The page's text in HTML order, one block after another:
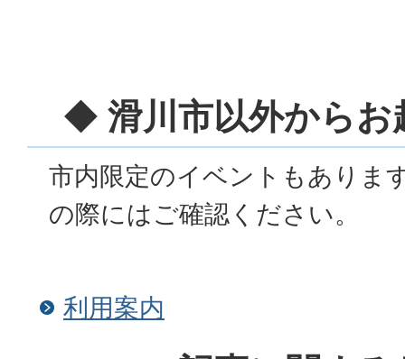
◆ 滑川市以外から
市内限定のイベントもありま
の際にはご確認ください。
利用案内